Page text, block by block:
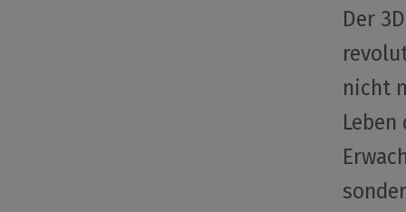
Der
nicht
Leben